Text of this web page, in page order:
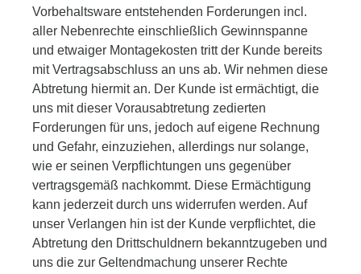
Vorbehaltsware entstehenden Forderungen incl.
aller Nebenrechte einschließlich Gewinnspanne
und etwaiger Montagekosten tritt der Kunde bereits
mit Vertragsabschluss an uns ab. Wir nehmen diese
Abtretung hiermit an. Der Kunde ist ermächtigt, die
uns mit dieser Vorausabtretung zedierten
Forderungen für uns, jedoch auf eigene Rechnung
und Gefahr, einzuziehen, allerdings nur solange,
wie er seinen Verpflichtungen uns gegenüber
vertragsgemäß nachkommt. Diese Ermächtigung
kann jederzeit durch uns widerrufen werden. Auf
unser Verlangen hin ist der Kunde verpflichtet, die
Abtretung den Drittschuldnern bekanntzugeben und
uns die zur Geltendmachung unserer Rechte